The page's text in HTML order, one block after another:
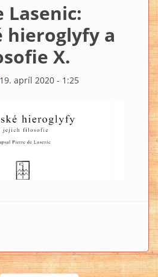
Lasenic:
hieroglyfy a
X.
19. apríl 2020 - 1:25